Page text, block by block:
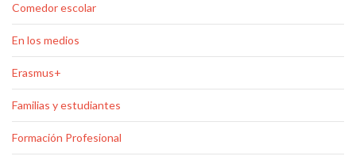
Comedor escolar
En los medios
Erasmus+
Familias y estudiantes
Formación Profesional